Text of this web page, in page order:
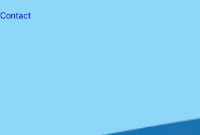
Contact